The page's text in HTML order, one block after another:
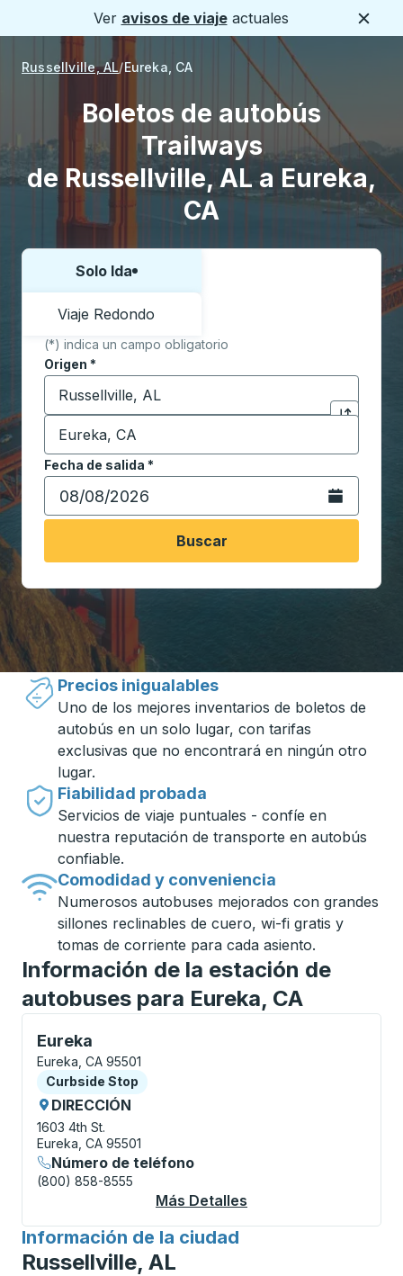
Ver avisos de viajeactuales
Russellville, AL Eureka, CA
Boletos de autobús
Trailways
de Russellville, AL a Eureka,
CA
Elija una forma o viaje de ida y vuelta:
Solo Ida
Viaje Redondo
(*) indica un campo obligatorio
Origen *
Comience a escribir la ciudad de origen para abrir
Haga clic
Destino*
Comience a escribir la ciudad de destino para
Fecha de salida *
Escriba la fecha en formato de fecha Barra diagonal
Abra el
Buscar
Viajar hecho simple con Trailways
Precios inigualables
Uno de los mejores inventarios de boletos de
autobús en un solo lugar, con tarifas
exclusivas que no encontrará en ningún otro
lugar.
Fiabilidad probada
Servicios de viaje puntuales - confíe en
nuestra reputación de transporte en autobús
confiable.
Comodidad y conveniencia
Numerosos autobuses mejorados con grandes
sillones reclinables de cuero, wi-fi gratis y
tomas de corriente para cada asiento.
Información de la estación de
autobuses para Eureka, CA
Eureka
Curbside Stop, utilice las teclas de flecha o la tecla
Eureka, CA 95501
Curbside Stop
Curbside Stop
DIRECCIÓN
1603 4th St.
Eureka, CA 95501
Número de teléfono
(800) 858-8555
Más Detalles
Información de la ciudad
para
Russellville, AL